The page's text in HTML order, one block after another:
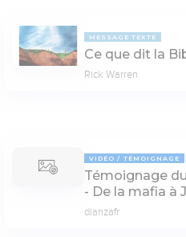
MESSAGE TEXTE
Ce que dit la
Rick Warren
VIDÉO TÉMOIGNAGE
Témoignage
- De la mafia à
dianzafr